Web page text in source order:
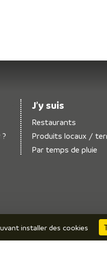
J’y suis
Restaurants
Produits locaux /
Par temps de pluie
installer des cookies